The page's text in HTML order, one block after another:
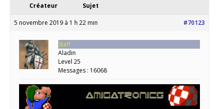
Créateur Sujet
5 novembre 2019 à 1 h 22 min #70123
Staff
Aladin
Level 25
Messages : 16068